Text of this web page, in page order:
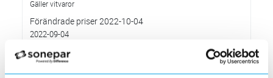
Gäller vitvaror
Förändrade priser 2022-10-04
2022-09-04
Välkommen till våra nya lokaler i Södertälje
2022-05-31